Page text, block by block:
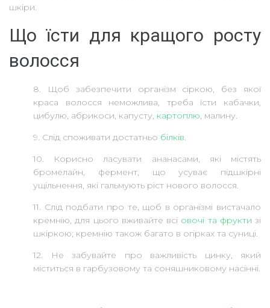
шкіри.
Що їсти для кращого росту
волосся
8. Щоб забезпечити організм сіркою, без якої
краса волосся неможлива, треба їсти кабачки,
цибулю, абрикоси, капусту, картоплю, малину.
9. Слід споживати достатньо білків.
10. Корисно ласувати ананасами, які містять
бромелайн, фермент, що усуває підшкірні
ущільнення, які гальмують ріст нового волосся.
11. Слід подбати про те, щоб в організмі вистачало
кремнію, для цього вживайте всі овочі та фрукти зі
шкіркою; кремнію також багато в огірках та суниці.
12. Не забувайте про важливість цинку, який
міститься в гарбузовому та соняшниковому насінні.